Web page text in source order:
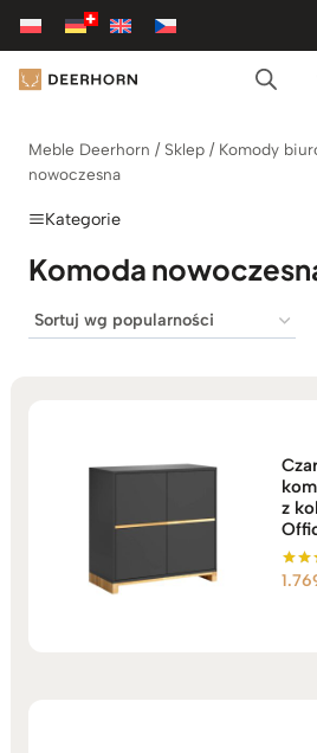
Przejdź
treści
Meble Deerhorn / Sklep / Komody
nowoczesna
Kategorie
Komoda
z